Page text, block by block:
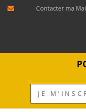
Contacter ma
JE